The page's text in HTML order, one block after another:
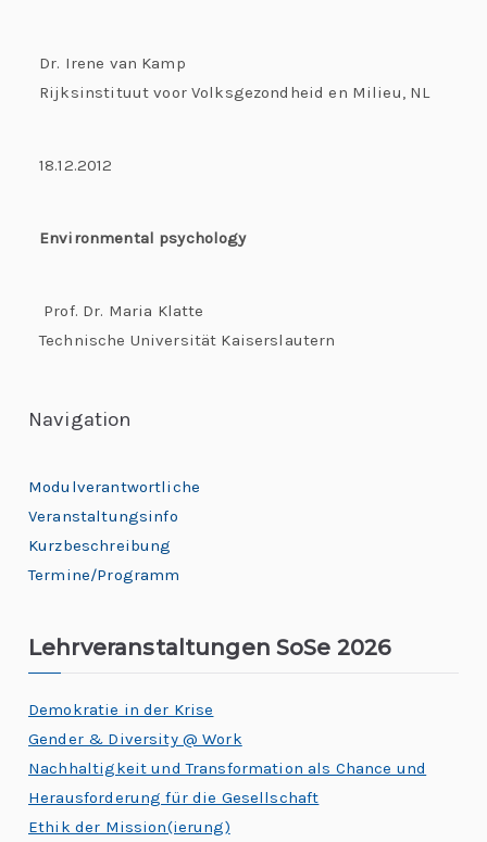
Dr. Irene van Kamp
Rijksinstituut voor Volksgezondheid en Milieu, NL
18.12.2012
Environmental psychology
Prof. Dr. Maria Klatte
Technische Universität Kaiserslautern
Navigation
Modulverantwortliche
Veranstaltungsinfo
Kurzbeschreibung
Termine/Programm
Lehrveranstaltungen SoSe 2026
Demokratie in der Krise
Gender & Diversity @ Work
Nachhaltigkeit und Transformation als Chance und
Herausforderung für die Gesellschaft
Ethik der Mission(ierung)